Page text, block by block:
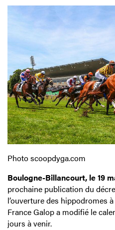
Photo scoopdyga.com
Boulogne-Billancourt, le 19
prochaine publication du
l’ouverture des hippodromes
France Galop a modifié le
jours à venir.